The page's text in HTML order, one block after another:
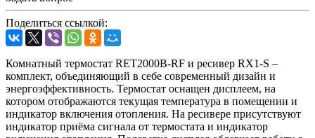
Поделиться ссылкой:
Комнатный термостат RET2000B-RF и ресивер RX1-S –
комплект, объединяющий в себе современный дизайн и
энергоэффективность. Термостат оснащен дисплеем, на
котором отображаются текущая температура в помещении и
индикатор включения отопления. На ресивере присутствуют
индикатор приёма сигнала от термостата и индикатор